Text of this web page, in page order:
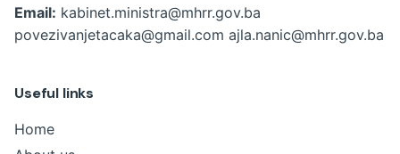
Email: kabinet.ministra@mhrr.gov.ba
povezivanjetacaka@gmail.com ajla.nanic@mhrr.gov.ba
Useful links
Home